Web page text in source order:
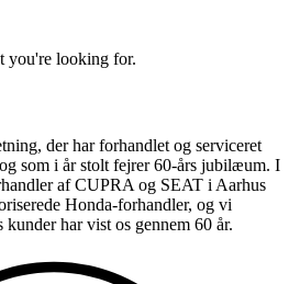
you're looking for.
der har forhandlet og serviceret
som i år stolt fejrer 60-års jubilæum. I
af CUPRA og SEAT i Aarhus
Honda-forhandler, og vi
har vist os gennem 60 år.